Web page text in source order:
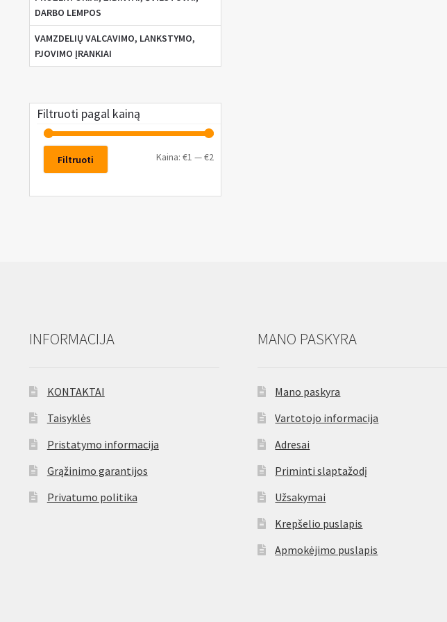
DARBO LEMPOS
VAMZDELIŲ VALCAVIMO, LANKSTYMO,
PJOVIMO ĮRANKIAI
Filtruoti pagal kainą
Filtruoti Kaina:€1 —€2
INFORMACIJA
KONTAKTAI
Taisyklės
Pristatymo informacija
Grąžinimo garantijos
Privatumo politika
MANO PASKYRA
Mano paskyra
Vartotojo informacija
Adresai
Priminti slaptažodį
Užsakymai
Krepšelio puslapis
Apmokėjimo puslapis